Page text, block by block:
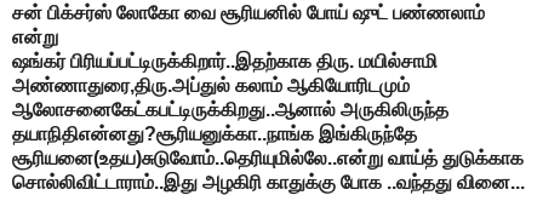
சன் பிக்சர்ஸ் லோகோ வை சூரியனில் போய் ஷுட் பண்ணலாம்
என்று
ஷங்கர் பிரியப்பட்டிருக்கிறார்..இதற்காக திரு. மயில்சாமி
அண்ணாதுரை,திரு.அப்துல் கலாம் ஆகியோரிடமும்
ஆலோசனைகேட்கபட்டிருக்கிறது..ஆனால் அருகிலிருந்த
தயாநிதிஎன்னது?சூரியனுக்கா..நாங்க இங்கிருந்தே
சூரியனை(உதய)சுடுவோம்..தெரியுமில்லே..என்று வாய்த் துடுக்காக
சொல்லிவிட்டாராம்..இது அழகிரி காதுக்கு போக ..வந்தது வினை...